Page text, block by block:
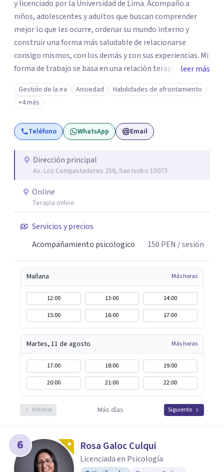
y licenciado por la Universidad de Lima. Acompaño a
niños, adolescentes y adultos que buscan comprender
mejor lo que les ocurre, ordenar su mundo interno y
construir una forma más saludable de relacionarse
consigo mismos, con los demás y con sus experiencias. Mi
forma de trabajo se basa en una relación terapéutica
cercana, genuina y respetuosa, donde puedas expresarte
con libertad, sin juicios y a tu propio ritmo.
leer más
Gestión de la ira Ansiedad
Habilidades de afrontamiento
+4 más
Teléfono WhatsApp Email
Dirección principal
Av. Los Conquistadores 256, San Isidro 15073
Online
Terapia online
Servicios y precios
Acompañamiento psicologico
150 PEN / sesión
Mañana Más horas
12:00 13:00
14:00
15:00
16:00 17:00
Martes, 11 de agosto Más horas
17:00 18:00
19:00
20:00
21:00 22:00
Anterior Más días Siguiente
6 Rosa Galoc Culqui
Licenciada en Psicología